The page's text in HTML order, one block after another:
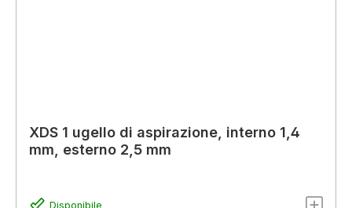
XDS 1 ugello di aspirazione, interno 1,4
mm, esterno 2,5 mm
Disponibile